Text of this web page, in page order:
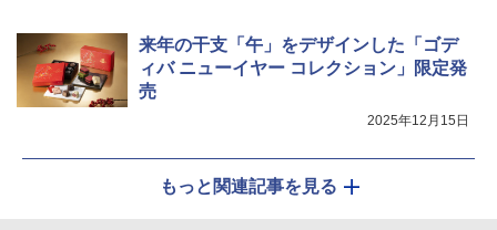
来年の干支「午」をデザインした「ゴデ
ィバ ニューイヤー コレクション」限定発
売
2025年12月15日
もっと関連記事を見る